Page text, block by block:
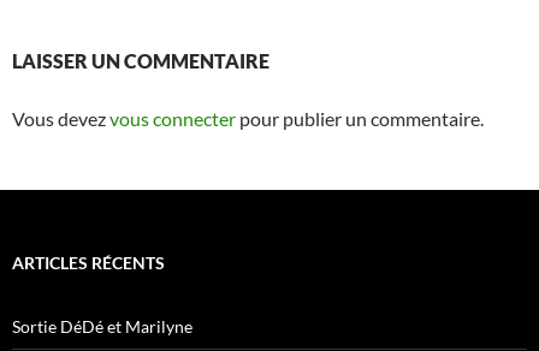
LAISSER UN COMMENTAIRE
Vous devezvous connecter pour publier un commentaire.
ARTICLES RÉCENTS
Sortie DéDé et Marilyne